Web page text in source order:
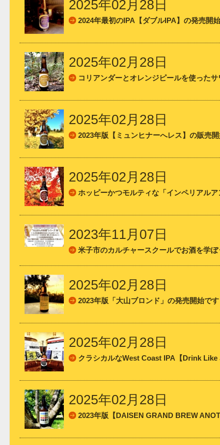
2025年02月28日
2024年最初のIPA【ダブルIPA】の発売開
2025年02月28日
コリアンダーとオレンジピールを使った
2025年02月28日
2023年版【ミュンヒナーへレス】の販売
2025年02月28日
ホッピーかつモルティな「インペリアル
2023年11月07日
米子市のカルチャースクールでお酒を学ぼ
2025年02月28日
2023年版「大山ブロンド」の発売開始で
2025年02月28日
クラシカルなWest Coast IPA【Drink
2025年02月28日
2023年版【DAISEN GRAND BREW